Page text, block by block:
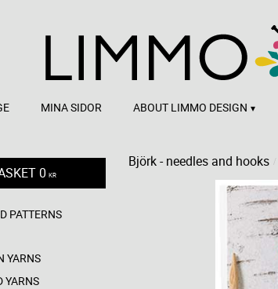
MINA SIDOR ABOUT LIMMO DESIGN
Björk - needles and hooks
0 KR
PATTERNS
YARNS
YARNS